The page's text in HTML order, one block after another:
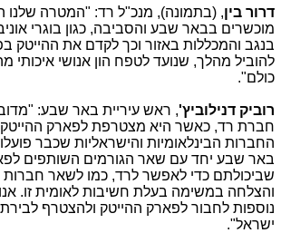
דרור בין, (בתמונה), מנכ"ל רד: "המטרה שלנו
מוכשרים בבאר שבע והסביבה, כגון בוגרי
בנגב והמכללות באזור וכך לקדם את ההייטק
להוביל מהלך, שנועד לטפח הון אנושי איכותי
כולם".
רוביק דנילוביץ', ראש עיריית באר שבע:
חברת רד, כאשר היא מצטרפת לפארק
החברות הבינלאומיות והישראליות שכבר
באר שבע יחד עם שאר הגורמים השותפים
שביכולתם כדי לאפשר לרד, כמו לשאר
והצלחה במשימה בעלת חשיבות לאומית זו.
נוספות לחבור לפארק ההייטק ולהצטרף
ישראל".